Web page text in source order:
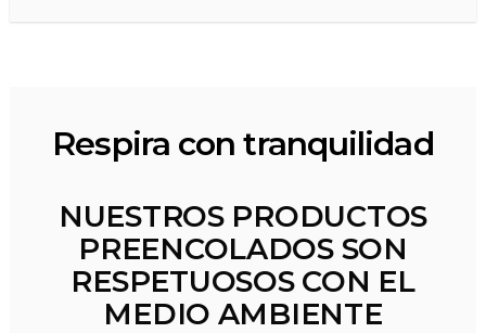
Respira con tranquilidad
NUESTROS PRODUCTOS
PREENCOLADOS SON
RESPETUOSOS CON EL
MEDIO AMBIENTE